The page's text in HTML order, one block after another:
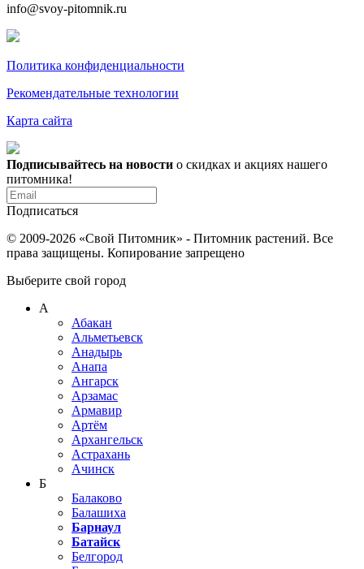
info@svoy-pitomnik.ru
Политика конфиденциальности
Рекомендательные технологии
Карта сайта
Подписывайтесь на новости о скидках и акциях нашего
питомника!
Подписаться
© 2009-2026 «Свой Питомник» - Питомник растений. Все
права защищены. Копирование запрещено
Выберите свой город
А
Абакан
Альметьевск
Анадырь
Анапа
Ангарск
Арзамас
Армавир
Артём
Архангельск
Астрахань
Ачинск
Б
Балаково
Балашиха
Барнаул
Батайск
Белгород